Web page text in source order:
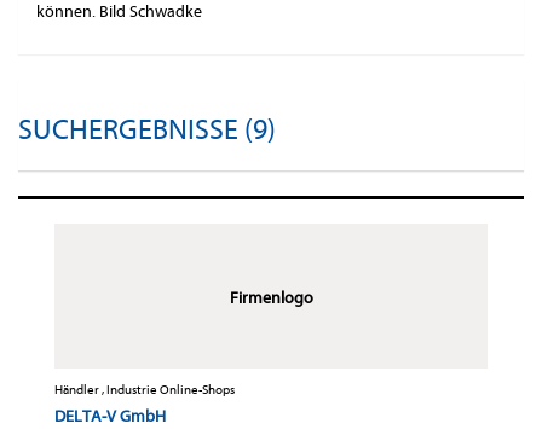
können. Bild Schwadke
SUCHERGEBNISSE (9)
Firmenlogo
Händler , Industrie Online-Shops
DELTA-V GmbH